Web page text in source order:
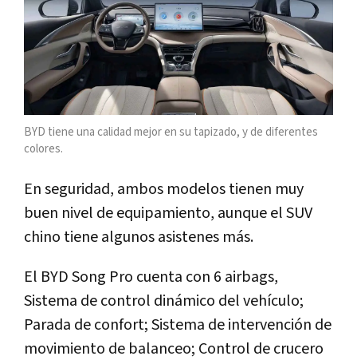
BYD tiene una calidad mejor en su tapizado, y de diferentes
colores.
En seguridad, ambos modelos tienen muy
buen nivel de equipamiento, aunque el SUV
chino tiene algunos asistenes más.
El BYD Song Pro cuenta con 6 airbags,
Sistema de control dinámico del vehículo;
Parada de confort; Sistema de intervención de
movimiento de balanceo; Control de crucero